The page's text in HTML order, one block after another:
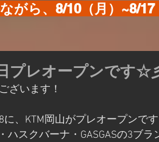
がら、8/10（月）~8/
プレオープンです☆
ざいます！
に、KTM岡山がプレオープンで
ハスクバーナ・GASGASの3ブ